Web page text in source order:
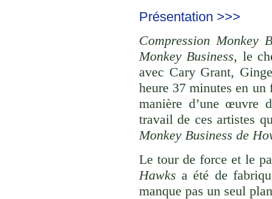
Présentation >>>
Compression Monkey
Monkey Business, le
avec Cary Grant,
heure 37 minutes en
manière d’une œuvre
travail de ces artistes
Monkey Business de
Le tour de force et le
Hawks a été de
manque pas un seul